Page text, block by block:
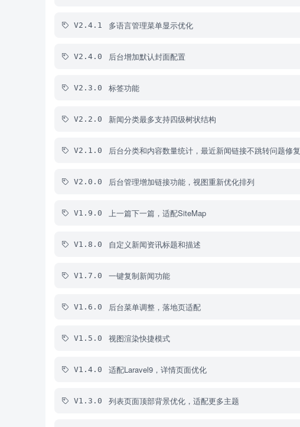
V2.4.1 多语言管理菜单显示优化
V2.4.0 后台增加默认封面配置
V2.3.0 标签功能
V2.2.0 新闻分类最多支持四级树状结构
V2.1.0 后台分类和内容数量统计，最近新闻链接不跳转问题修复
V2.0.0 后台管理增加链接功能，视图重新优化排列
V1.9.0 上一篇下一篇，适配SiteMap
V1.8.0 自定义新闻资讯标题和描述
V1.7.0 一键复制新闻功能
V1.6.0 后台菜单调整，落地页适配
V1.5.0 视图渲染快捷模式
V1.4.0 适配Laravel9，详情页面优化
V1.3.0 列表页面顶部背景优化，适配更多主题